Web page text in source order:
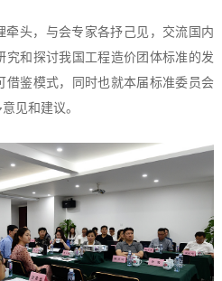
牵头，与会专家各抒己见，交流国内
和探讨我国工程造价团体标准的发
借鉴模式，同时也就本届标准委员会
见和建议。